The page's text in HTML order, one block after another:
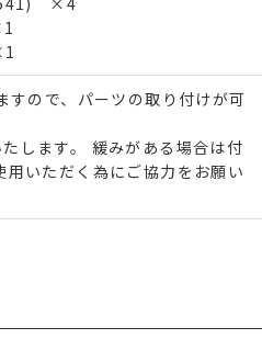
ので、パーツの取り付けが可
します。 緩みがある場合は付
いただく為にご協力をお願い